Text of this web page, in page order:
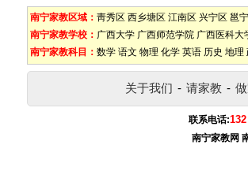
南宁家教区域： 靑秀区 西乡塘区 江南区 兴宁区 邕
南宁家教学校： 广西大学 广西师范学院 广西医科大
南宁家教科目： 数学 语文 物理 化学 英语 历史 地理
关于我们 - 请家教 -
联系电话:
南宁家教网